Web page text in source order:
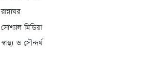
রান্নাঘর
সোশ্যাল মিডিয়া
স্বাস্থ্য ও সৌন্দর্য